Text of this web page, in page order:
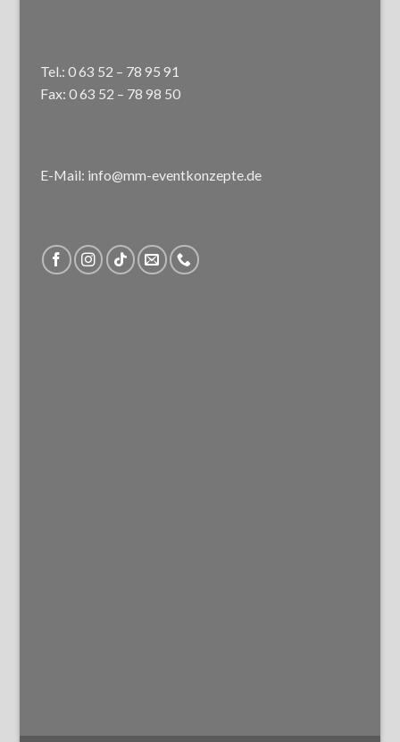
Tel.: 0 63 52 – 78 95 91
Fax: 0 63 52 – 78 98 50
E-Mail: info@mm-eventkonzepte.de